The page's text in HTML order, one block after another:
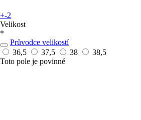
+-2
Velikost
*
Průvodce velikostí
36,5
37,5 38
38,5
Toto pole je povinné